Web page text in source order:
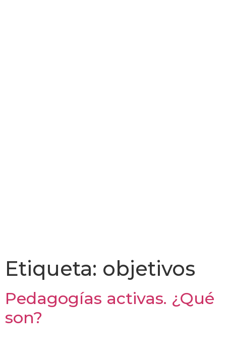
Etiqueta: objetivos
Pedagogías activas. ¿Qué
son?